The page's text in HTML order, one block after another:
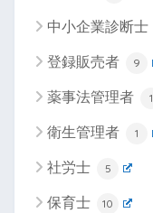
中小企業診断士
登録販売者 9
薬事法管理者 1
衛生管理者 1
社労士 5
保育士 10